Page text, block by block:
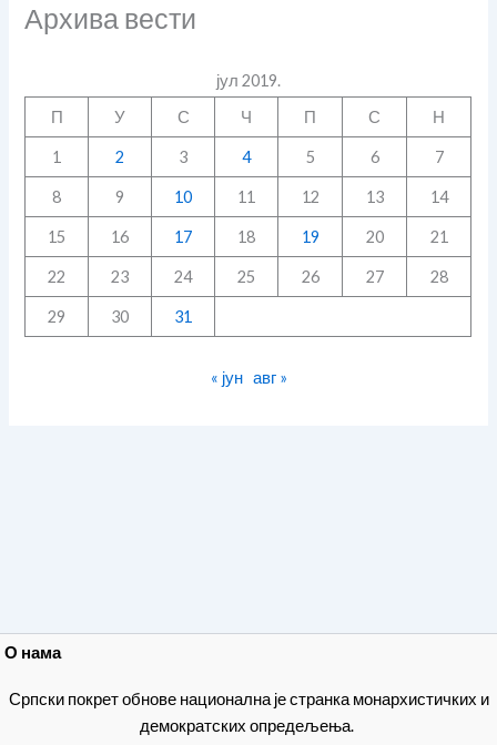
Архива вести
јул 2019.
П
У С Ч П С Н
1 2 3 4 5 6 7
8 9 10 11 12 13 14
15 16 17 18 19 20 21
22 23 24 25 26 27 28
29 30 31
« јун авг »
О нама
Српски покрет обнове национална је странка монархистичких и
демократских опредељења.